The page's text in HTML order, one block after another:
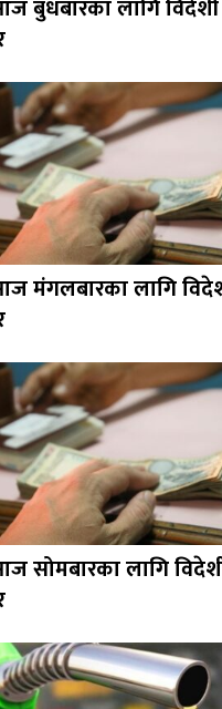
बुधबारका लागि विदेशी
मंगलबारका लागि
सोमबारका लागि